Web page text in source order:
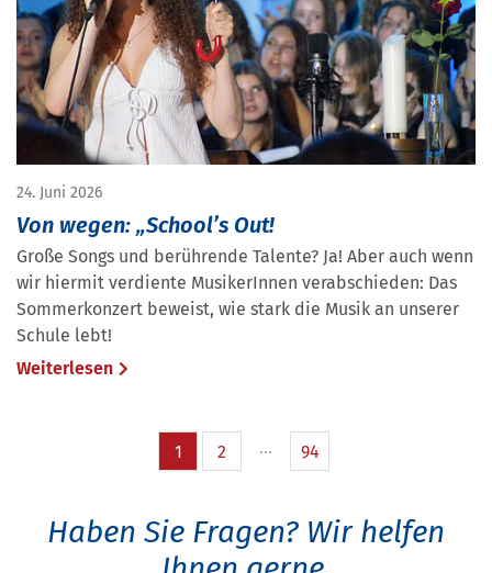
24. Juni 2026
Von wegen: „School’s Out!
Große Songs und berührende Talente? Ja! Aber auch wenn
wir hiermit verdiente MusikerInnen verabschieden: Das
Sommerkonzert beweist, wie stark die Musik an unserer
Schule lebt!
Weiterlesen
1 2 94
Haben Sie Fragen? Wir helfen